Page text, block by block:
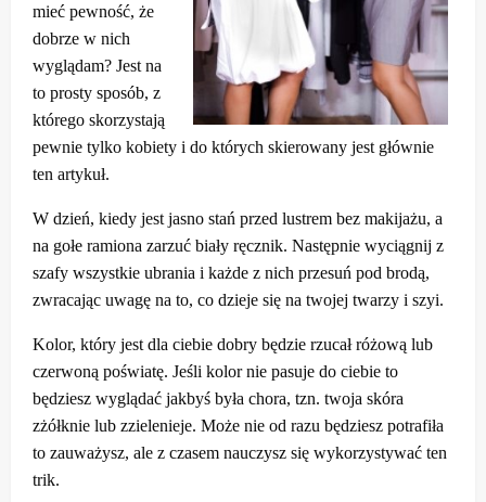
mieć pewność, że
dobrze w nich
wyglądam? Jest na
to prosty sposób, z
którego skorzystają
pewnie tylko kobiety i do których skierowany jest głównie
ten artykuł.
W dzień, kiedy jest jasno stań przed lustrem bez makijażu, a
na gołe ramiona zarzuć biały ręcznik. Następnie wyciągnij z
szafy wszystkie ubrania i każde z nich przesuń pod brodą,
zwracając uwagę na to, co dzieje się na twojej twarzy i szyi.
Kolor, który jest dla ciebie dobry będzie rzucał różową lub
czerwoną poświatę. Jeśli kolor nie pasuje do ciebie to
będziesz wyglądać jakbyś była chora, tzn. twoja skóra
zżółknie lub zzielenieje. Może nie od razu będziesz potrafiła
to zauważysz, ale z czasem nauczysz się wykorzystywać ten
trik.